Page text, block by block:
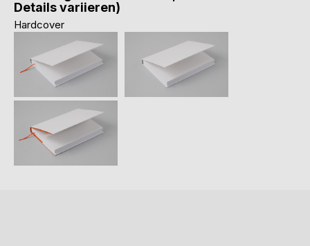
Details variieren)
Hardcover